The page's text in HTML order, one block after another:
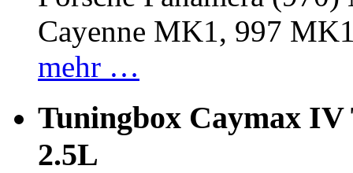
Cayenne MK1, 997
mehr …
Tuningbox Caymax IV
2.5L